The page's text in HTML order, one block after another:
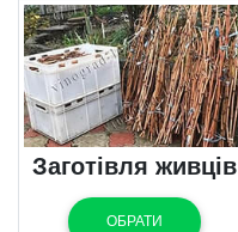
Заготівля живців
ОБРАТИ